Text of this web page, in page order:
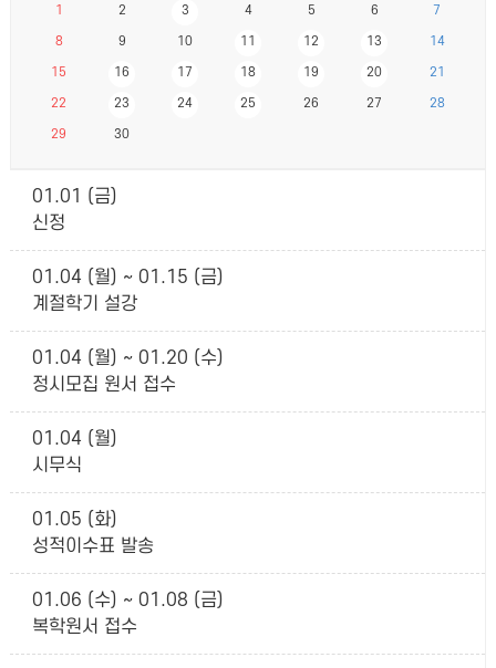
1 2 3 4 5 6 7
8 9 10 11 12 13 14
15 16 17 18 19 20 21
22 23 24 25 26 27 28
29 30
01.01 (금)
신정
01.04 (월) ~ 01.15 (금)
계절학기 설강
01.04 (월) ~ 01.20 (수)
정시모집 원서 접수
01.04 (월)
시무식
01.05 (화)
성적이수표 발송
01.06 (수) ~ 01.08 (금)
복학원서 접수